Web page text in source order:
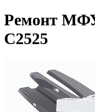
Ремонт
C2525